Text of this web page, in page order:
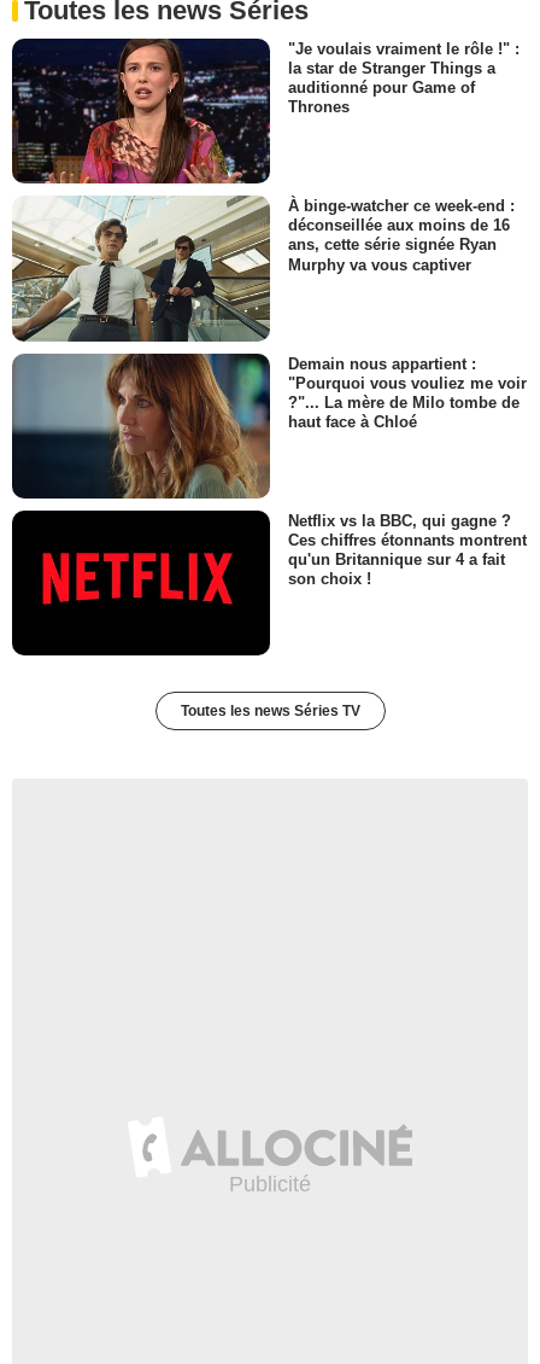
Toutes les news Séries
"Je voulais vraiment le rôle !" :
la star de Stranger Things a
auditionné pour Game of
Thrones
À binge-watcher ce week-end :
déconseillée aux moins de 16
ans, cette série signée Ryan
Murphy va vous captiver
Demain nous appartient :
"Pourquoi vous vouliez me voir
?"... La mère de Milo tombe de
haut face à Chloé
Netflix vs la BBC, qui gagne ?
Ces chiffres étonnants montrent
qu'un Britannique sur 4 a fait
son choix !
Toutes les news Séries TV